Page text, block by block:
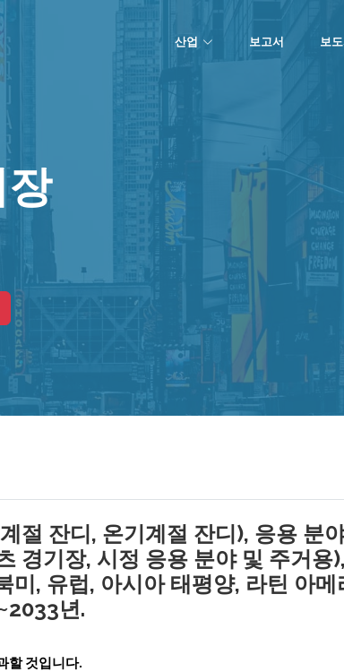
산업 보고서 보
절 잔디, 온기계절 잔디), 응용 분
경기장, 시정 응용 분야 및 주거용
미, 유럽, 아시아 태평양, 라틴 아메
년.
할 것입니다.